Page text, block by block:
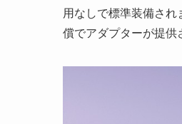
用なしで標準装備さ
償でアダプターが提供